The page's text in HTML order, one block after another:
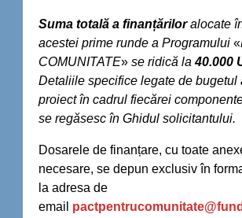
Suma totală a finanțăriloralocate
acestei prime runde a Programului «
COMUNITATE» se ridică la40.000
Detaliile specifice legate de bugetul
proiect în cadrul fiecărei
se regăsesc în Ghidul solicitantului.
Dosarele de finanțare, cu toate
necesare, se depun exclusiv în
la adresa de
email